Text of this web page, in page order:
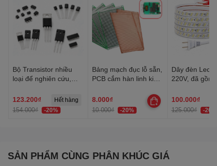
Bộ Transistor nhiều
loại để nghiên cứu,
123.200₫
154.000₫ -20%
Hết hàng
Bảng mạch đục lỗ sẵn,
PCB cắm hàn linh kiện
8.000₫
10.000₫ -20%
Dây đèn Led
220V, đã gồm
trang trí quấn
trần, lễ Tết
100.000₫
125.000₫ -20%
SẢN PHẨM CÙNG PHÂN KHÚC GIÁ